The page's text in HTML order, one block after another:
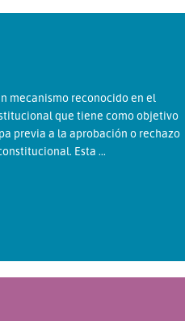
mecanismo reconocido en el
que tiene como objetivo
previa a la aprobación o rechazo
Esta ...